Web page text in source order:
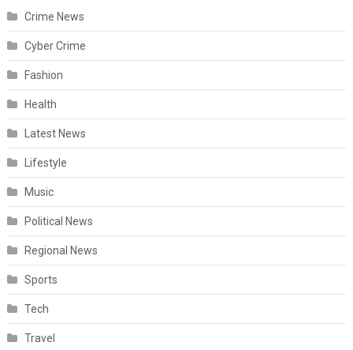
Crime News
Cyber Crime
Fashion
Health
Latest News
Lifestyle
Music
Political News
Regional News
Sports
Tech
Travel